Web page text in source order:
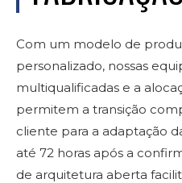
Com um modelo de
personalizado, nossas
multiqualificadas e a
permitem a transição
cliente para a adaptação
até 72 horas após a
de arquitetura aberta